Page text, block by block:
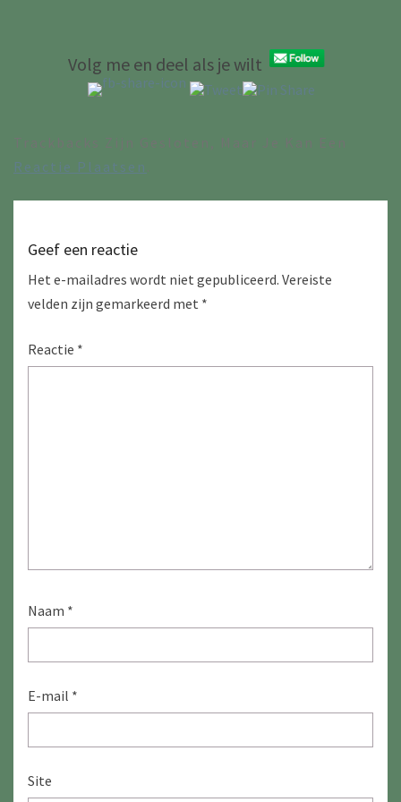
Volg me en deel als je wilt
Reactie Plaatsen
Geef een reactie
Het e-mailadres wordt niet gepubliceerd. Vereiste
velden zijn gemarkeerd met *
Reactie *
Naam *
E-mail *
Site